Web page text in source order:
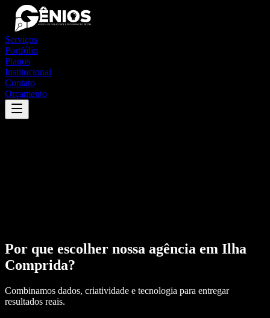
Serviços
Portfólio
Planos
Institucional
Contato
Orçamento
Por que escolher nossa agência em Ilha
Comprida?
Combinamos dados, criatividade e tecnologia para entregar
resultados reais.